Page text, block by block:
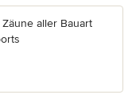
aller Bauart